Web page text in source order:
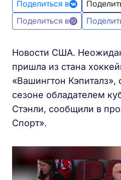
Поделиться в
Поделиться в
Новости США.
пришла из стана
«Вашингтон Кэпиталз»,
сезоне обладателем
Стэнли, сообщили в
Спорт».